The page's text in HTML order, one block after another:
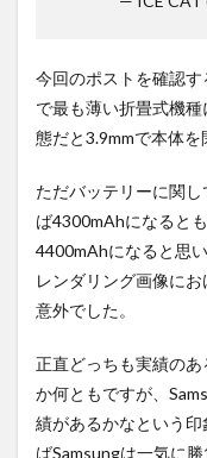
今回のポストを確認す
で最も薄い折畳式機
態だと3.9mmで本体を
ただバッテリーに関
ば4300mAhになると
4400mAhになると思
レンダリング画像に
意外でした。
正直どっちも実績の
か何ともですが、
績があるかなという
ばSamsungは一気に